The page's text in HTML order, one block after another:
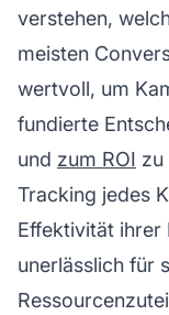
verstehen,
meisten
wertvoll, um
fundierte
und zum ROI zu
Tracking jedes
Effektivität ihrer
unerlässlich für